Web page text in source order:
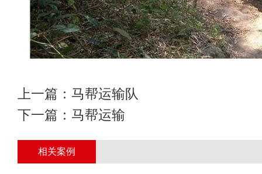
上一篇： 马帮运输队
下一篇： 马帮运输
相关案例